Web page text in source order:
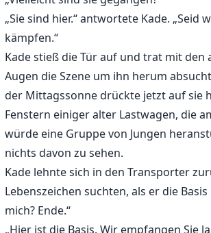
„Sie sind hier.“ antwortete Kade.
kämpfen.“
Kade stieß die Tür auf und trat mit den
Augen die Szene um ihn herum
der Mittagssonne drückte jetzt auf sie
Fenstern einiger alter Lastwagen, die
würde eine Gruppe von Jungen
nichts davon zu sehen.
Kade lehnte sich in den Transporter
Lebenszeichen suchten, als er die
mich? Ende.“
„Hier ist die Basis. Wir empfangen Sie